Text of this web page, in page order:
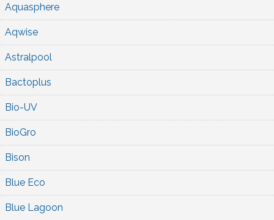
Aquasphere
Aqwise
Astralpool
Bactoplus
Bio-UV
BioGro
Bison
Blue Eco
Blue Lagoon